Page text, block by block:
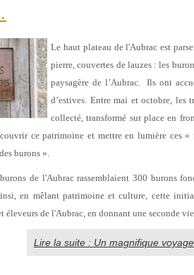
Le haut plateau de l'Aubrac est
pierre, couvertes de lauzes : les
paysagère de l’Aubrac. Ils ont
d’estives. Entre mai et octobre,
collecté, transformé sur place en
ce patrimoine et mettre en lumière ces «
burons ».
de l'Aubrac rassemblaient 300 burons
en mêlant patrimoine et culture, cette
éleveurs de l'Aubrac, en donnant une seconde
Lire la suite : Un magnifique